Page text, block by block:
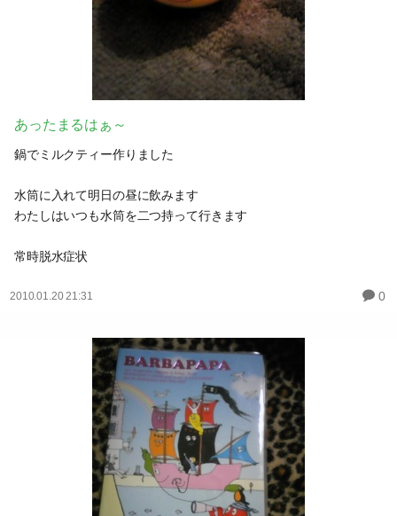
あったまるはぁ～
鍋でミルクティー作りました
水筒に入れて明日の昼に飲みます
わたしはいつも水筒を二つ持って行きます
常時脱水症状
2010.01.20 21:31 0